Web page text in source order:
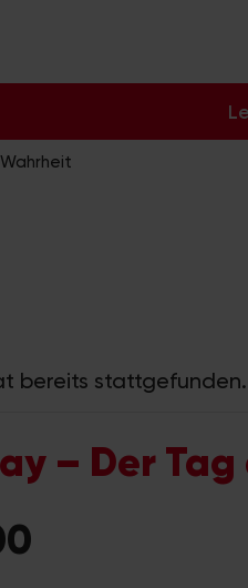
bereits stattgefunden.
– Der